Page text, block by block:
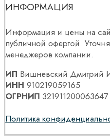
ИНФОРМАЦИЯ
Информация и цены на
публичной офертой.
менеджеров компании.
ИП Вишневский Дмитрий
ИНН 910219059165
ОГРНИП 321911200063647
Политика